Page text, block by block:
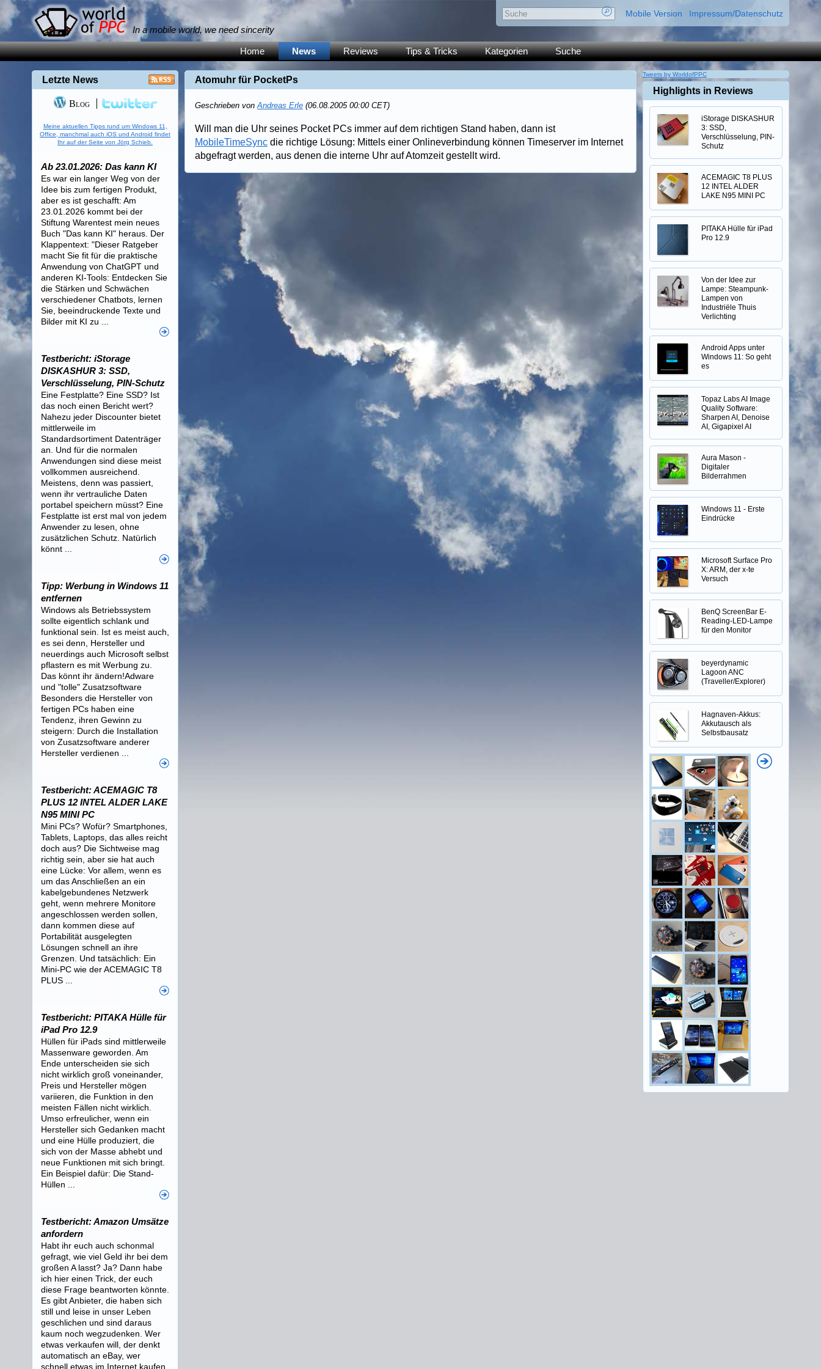
In a mobile world, we need sincerity
Mobile Version Impressum/Datenschutz
Home News Reviews Tips & Tricks Kategorien Suche
Atomuhr für PocketPs
Geschrieben vonAndreas Erle (06.08.2005 00:00 CET)
Will man die Uhr seines Pocket PCs immer auf dem richtigen Stand haben, dann ist
MobileTimeSync die richtige Lösung: Mittels einer Onlineverbindung können Timeserver im Internet
abgefragt werden, aus denen die interne Uhr auf Atomzeit gestellt wird.
Letzte News
Blog
Meine aktuellen Tipps rund um Windows 11,
Office, manchmal auch iOS und Android findet
Ihr auf der Seite von Jörg Schieb.
Ab 23.01.2026: Das kann KI
Es war ein langer Weg von der
Idee bis zum fertigen Produkt,
aber es ist geschafft: Am
23.01.2026 kommt bei der
Stiftung Warentest mein neues
Buch "Das kann KI" heraus. Der
Klappentext: "Dieser Ratgeber
macht Sie fit für die praktische
Anwendung von ChatGPT und
anderen KI-Tools: Entdecken Sie
die Stärken und Schwächen
verschiedener Chatbots, lernen
Sie, beeindruckende Texte und
Bilder mit KI zu ...
Testbericht: iStorage
DISKASHUR 3: SSD,
Verschlüsselung, PIN-Schutz
Eine Festplatte? Eine SSD? Ist
das noch einen Bericht wert?
Nahezu jeder Discounter bietet
mittlerweile im
Standardsortiment Datenträger
an. Und für die normalen
Anwendungen sind diese meist
vollkommen ausreichend.
Meistens, denn was passiert,
wenn ihr vertrauliche Daten
portabel speichern müsst? Eine
Festplatte ist erst mal von jedem
Anwender zu lesen, ohne
zusätzlichen Schutz. Natürlich
könnt ...
Tipp: Werbung in Windows 11
entfernen
Windows als Betriebssystem
sollte eigentlich schlank und
funktional sein. Ist es meist auch,
es sei denn, Hersteller und
neuerdings auch Microsoft selbst
pflastern es mit Werbung zu.
Das könnt ihr ändern!Adware
und "tolle" Zusatzsoftware
Besonders die Hersteller von
fertigen PCs haben eine
Tendenz, ihren Gewinn zu
steigern: Durch die Installation
von Zusatzsoftware anderer
Hersteller verdienen ...
Testbericht: ACEMAGIC T8
PLUS 12 INTEL ALDER LAKE
N95 MINI PC
Mini PCs? Wofür? Smartphones,
Tablets, Laptops, das alles reicht
doch aus? Die Sichtweise mag
richtig sein, aber sie hat auch
eine Lücke: Vor allem, wenn es
um das Anschließen an ein
kabelgebundenes Netzwerk
geht, wenn mehrere Monitore
angeschlossen werden sollen,
dann kommen diese auf
Portabilität ausgelegten
Lösungen schnell an ihre
Grenzen. Und tatsächlich: Ein
Mini-PC wie der ACEMAGIC T8
PLUS ...
Testbericht: PITAKA Hülle für
iPad Pro 12.9
Hüllen für iPads sind mittlerweile
Massenware geworden. Am
Ende unterscheiden sie sich
nicht wirklich groß voneinander,
Preis und Hersteller mögen
variieren, die Funktion in den
meisten Fällen nicht wirklich.
Umso erfreulicher, wenn ein
Hersteller sich Gedanken macht
und eine Hülle produziert, die
sich von der Masse abhebt und
neue Funktionen mit sich bringt.
Ein Beispiel dafür: Die Stand-
Hüllen ...
Testbericht: Amazon Umsätze
anfordern
Habt ihr euch auch schonmal
gefragt, wie viel Geld ihr bei dem
großen A lasst? Ja? Dann habe
ich hier einen Trick, der euch
diese Frage beantworten könnte.
Es gibt Anbieter, die haben sich
still und leise in unser Leben
geschlichen und sind daraus
kaum noch wegzudenken. Wer
etwas verkaufen will, der denkt
automatisch an eBay, wer
schnell etwas im Internet kaufen
Tweets by WorldofPPC
Highlights in Reviews
iStorage DISKASHUR
3: SSD,
Verschlüsselung, PIN-
Schutz
ACEMAGIC T8 PLUS
12 INTEL ALDER
LAKE N95 MINI PC
PITAKA Hülle für iPad
Pro 12.9
Von der Idee zur
Lampe: Steampunk-
Lampen von
Industriële Thuis
Verlichting
Android Apps unter
Windows 11: So geht
es
Topaz Labs AI Image
Quality Software:
Sharpen AI, Denoise
AI, Gigapixel AI
Aura Mason -
Digitaler
Bilderrahmen
Windows 11 - Erste
Eindrücke
Microsoft Surface Pro
X: ARM, der x-te
Versuch
BenQ ScreenBar E-
Reading-LED-Lampe
für den Monitor
beyerdynamic
Lagoon ANC
(Traveller/Explorer)
Hagnaven-Akkus:
Akkutausch als
Selbstbausatz